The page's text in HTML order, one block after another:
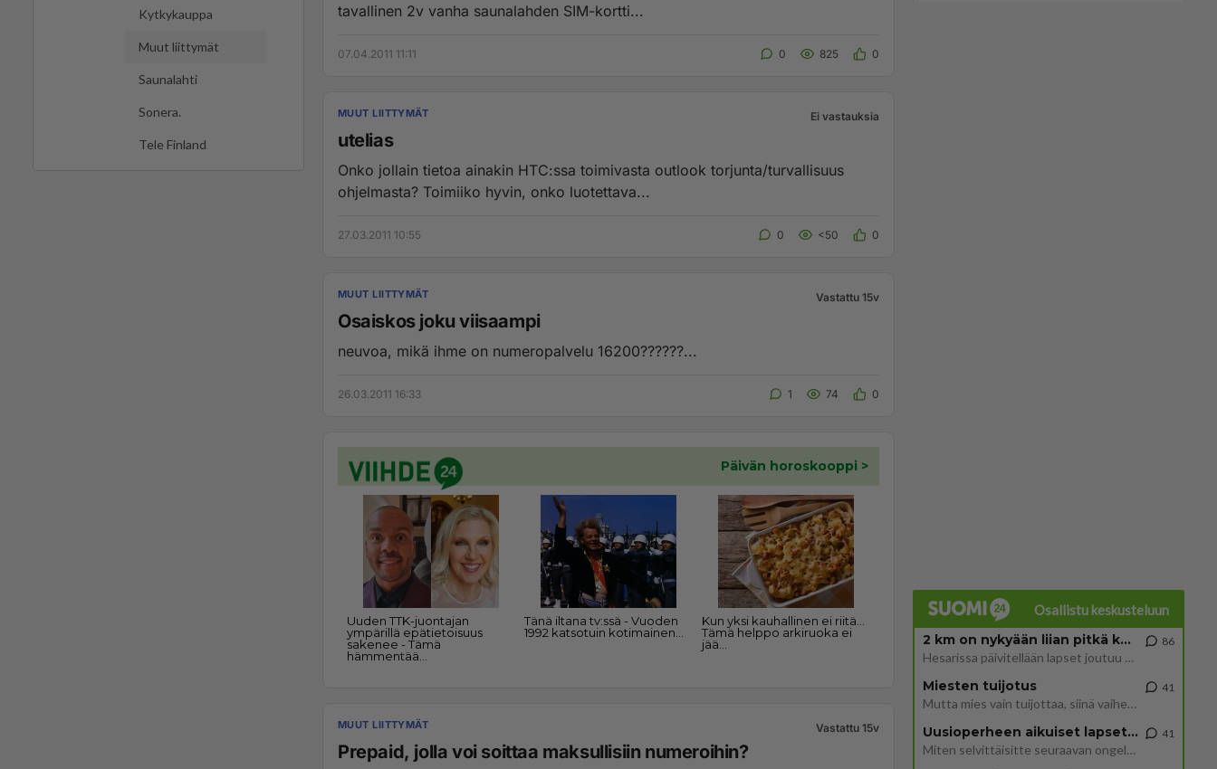
Kytkykauppa
Muut liittymät
Saunalahti
Sonera.
Tele Finland
tavallinen 2v vanha saunalahden SIM-kortti...
07.04.2011 11:11 0 825 0
MUUT LIITTYMÄT Ei vastauksia
utelias
Onko jollain tietoa ainakin HTC:ssa toimivasta outlook torjunta/turvallisuus
ohjelmasta? Toimiiko hyvin, onko luotettava...
27.03.2011 10:55 0 <50 0
MUUT LIITTYMÄT Vastattu 15v
Osaiskos joku viisaampi
neuvoa, mikä ihme on numeropalvelu 16200??????...
26.03.2011 16:33 1 74 0
MUUT LIITTYMÄT Vastattu 15v
Prepaid, jolla voi soittaa maksullisiin numeroihin?
Osallistu keskusteluun
2 km on nykyään liian pitkä koulumatka
Hesarissa päivitellään lapset joutuu nyt kulkemaan 2 km kouluun jösses. Ruostefillarilla tuo matka menee vaikka miten äk
86
Miesten tuijotus
Mutta mies vain tuijottaa, siinä vaiheessa käännän itse pään pois. Mikä juttu? Yleensä jos joku tuijottaa tai katsoo, hä
41
Uusioperheen aikuiset lapset tyhjentää jääkaapin käydessään
Miten selvittäisitte seuraavan ongelman, meillä on uusioperhe, minulla teini-ikäiset lapset ja puolisolla aikuiset, jotk
41